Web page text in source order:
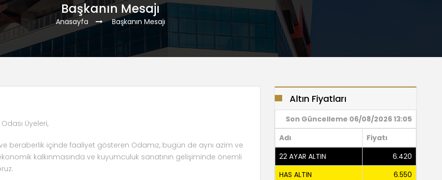
Başkanın Mesajı
Anasayfa Başkanın Mesajı
Üyeleri,
beraberlik içinde faaliyet gösteren Odamız, bugün de aynı azim ve
kalkınmasında ve kuyumculuk sanatının gelişiminde önemli
Altın Fiyatları
Son Güncelleme 06/08/2026 13:05
Adı
Fiyatı
22 AYAR ALTIN
6.420
HAS ALTIN
6.550